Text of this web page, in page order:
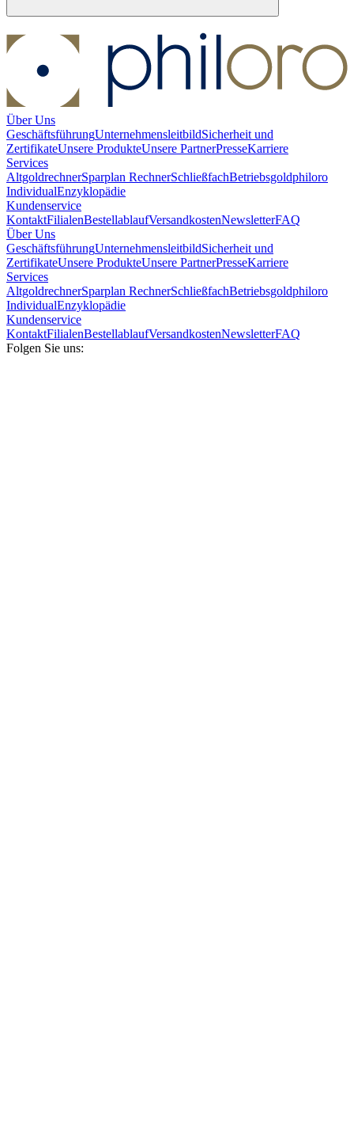
Über Uns
GeschäftsführungUnternehmensleitbildSicherheit und
ZertifikateUnsere ProdukteUnsere PartnerPresseKarriere
Services
AltgoldrechnerSparplan RechnerSchließfachBetriebsgoldphiloro
IndividualEnzyklopädie
Kundenservice
KontaktFilialenBestellablaufVersandkostenNewsletterFAQ
Über Uns
GeschäftsführungUnternehmensleitbildSicherheit und
ZertifikateUnsere ProdukteUnsere PartnerPresseKarriere
Services
AltgoldrechnerSparplan RechnerSchließfachBetriebsgoldphiloro
IndividualEnzyklopädie
Kundenservice
KontaktFilialenBestellablaufVersandkostenNewsletterFAQ
Folgen Sie uns: